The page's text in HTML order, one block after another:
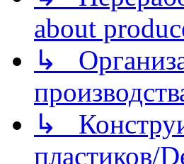
about
↳
↳
пластиков/